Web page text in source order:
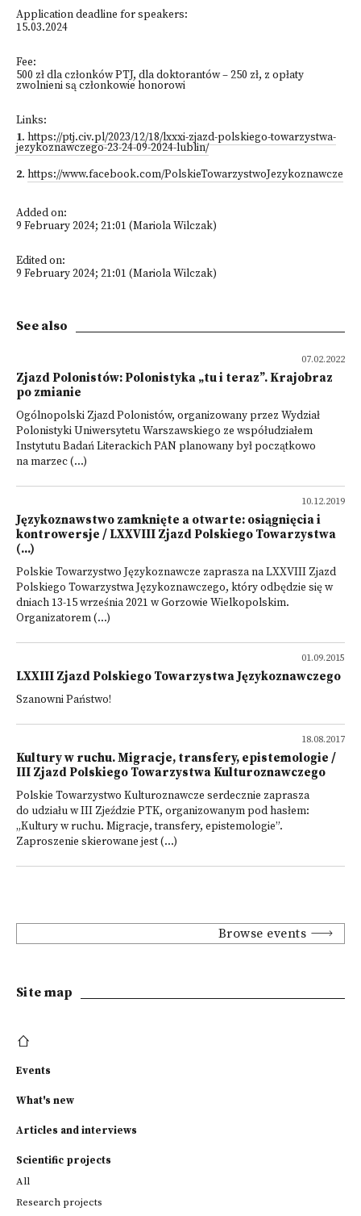
Application deadline for speakers:
15.03.2024
Fee:
500 zł dla członków PTJ, dla doktorantów – 250 zł, z opłaty
zwolnieni są członkowie honorowi
Links:
1. https://ptj.civ.pl/2023/12/18/lxxxi-zjazd-polskiego-towarzystwa-
jezykoznawczego-23-24-09-2024-lublin/
2. https://www.facebook.com/PolskieTowarzystwoJezykoznawcze
Added on:
9 February 2024; 21:01 (Mariola Wilczak)
Edited on:
9 February 2024; 21:01 (Mariola Wilczak)
See also
07.02.2022
Zjazd Polonistów: Polonistyka „tu i teraz”. Krajobraz
po zmianie
Ogólnopolski Zjazd Polonistów, organizowany przez Wydział
Polonistyki Uniwersytetu Warszawskiego ze współudziałem
Instytutu Badań Literackich PAN planowany był początkowo
na marzec (...)
10.12.2019
Językoznawstwo zamknięte a otwarte: osiągnięcia i
kontrowersje / LXXVIII Zjazd Polskiego Towarzystwa
(...)
Polskie Towarzystwo Językoznawcze zaprasza na LXXVIII Zjazd
Polskiego Towarzystwa Językoznawczego, który odbędzie się w
dniach 13-15 września 2021 w Gorzowie Wielkopolskim.
Organizatorem (...)
01.09.2015
LXXIII Zjazd Polskiego Towarzystwa Językoznawczego
Szanowni Państwo!
18.08.2017
Kultury w ruchu. Migracje, transfery, epistemologie /
III Zjazd Polskiego Towarzystwa Kulturoznawczego
Polskie Towarzystwo Kulturoznawcze serdecznie zaprasza
do udziału w III Zjeździe PTK, organizowanym pod hasłem:
„Kultury w ruchu. Migracje, transfery, epistemologie”.
Zaproszenie skierowane jest (...)
Browse events
Site map
Events
What's new
Articles and interviews
Scientific projects
All
Research projects